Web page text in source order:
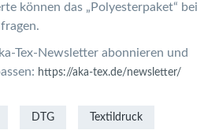
können das „Polyesterpaket“ bei
Tex-Newsletter abonnieren und
https://aka-tex.de/newsletter/
DTG Textildruck